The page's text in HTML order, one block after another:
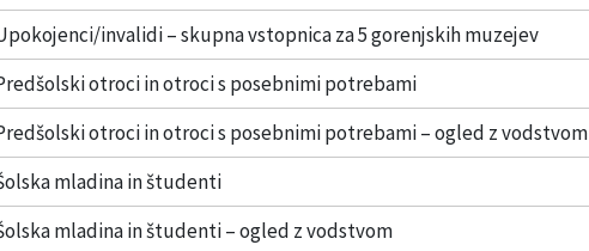
invalidi – skupna vstopnica za 5 gorenjskih muzejev
otroci in otroci s posebnimi potrebami
otroci in otroci s posebnimi potrebami – ogled z vodstvom
mladina in študenti
mladina in študenti – ogled z vodstvom